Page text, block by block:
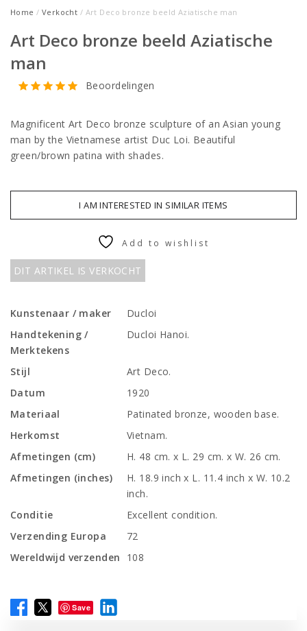
Home / Verkocht / Art Deco bronze beeld Aziatische man
Art Deco bronze beeld Aziatische
man
Beoordelingen
Magnificent Art Deco bronze sculpture of an Asian young
man by the Vietnamese artist Duc Loi. Beautiful
green/brown patina with shades.
I AM INTERESTED IN SIMILAR ITEMS
DIT ARTIKEL IS VERKOCHT
Add to wishlist
Kunstenaar / maker
Ducloi
Handtekening /
Merktekens
Ducloi Hanoi.
Stijl
Art Deco.
Datum
1920
Materiaal
Patinated bronze, wooden base.
Herkomst
Vietnam.
Afmetingen (cm)
H. 48 cm. x L. 29 cm. x W. 26 cm.
Afmetingen (inches)
H. 18.9 inch x L. 11.4 inch x W. 10.2
inch.
Conditie
Excellent condition.
Verzending Europa
72
Wereldwijd verzenden
108
Save